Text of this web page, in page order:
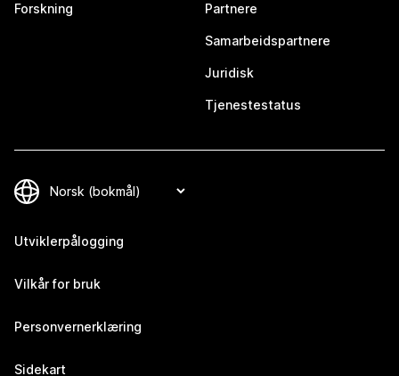
Forskning Partnere
Samarbeidspartnere
Juridisk
Tjenestestatus
Utviklerpålogging
Vilkår for bruk
Personvernerklæring
Sidekart